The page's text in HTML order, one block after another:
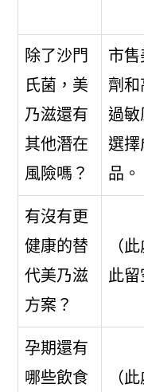
除了沙門
氏菌，美
乃滋還有
其他潛在
風險嗎？
市售
劑
過敏
選
品。
有沒有更
健康的替
代美乃滋
方案？
（
此留
孕期還有
哪些飲食
（